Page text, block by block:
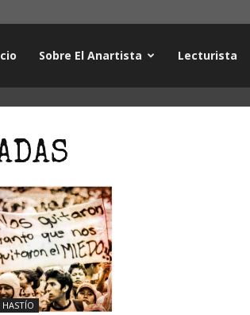
Sobre El Anartista Lecturista
HASTÍO